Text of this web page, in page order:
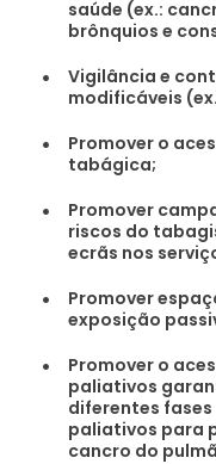
saúde (ex.:
brônquios e
Vigilância e
modificáveis
Promover o
tabágica;
Promover
riscos do
ecrãs nos
Promover
exposição
Promover o
paliativos
diferentes
paliativos para
cancro do